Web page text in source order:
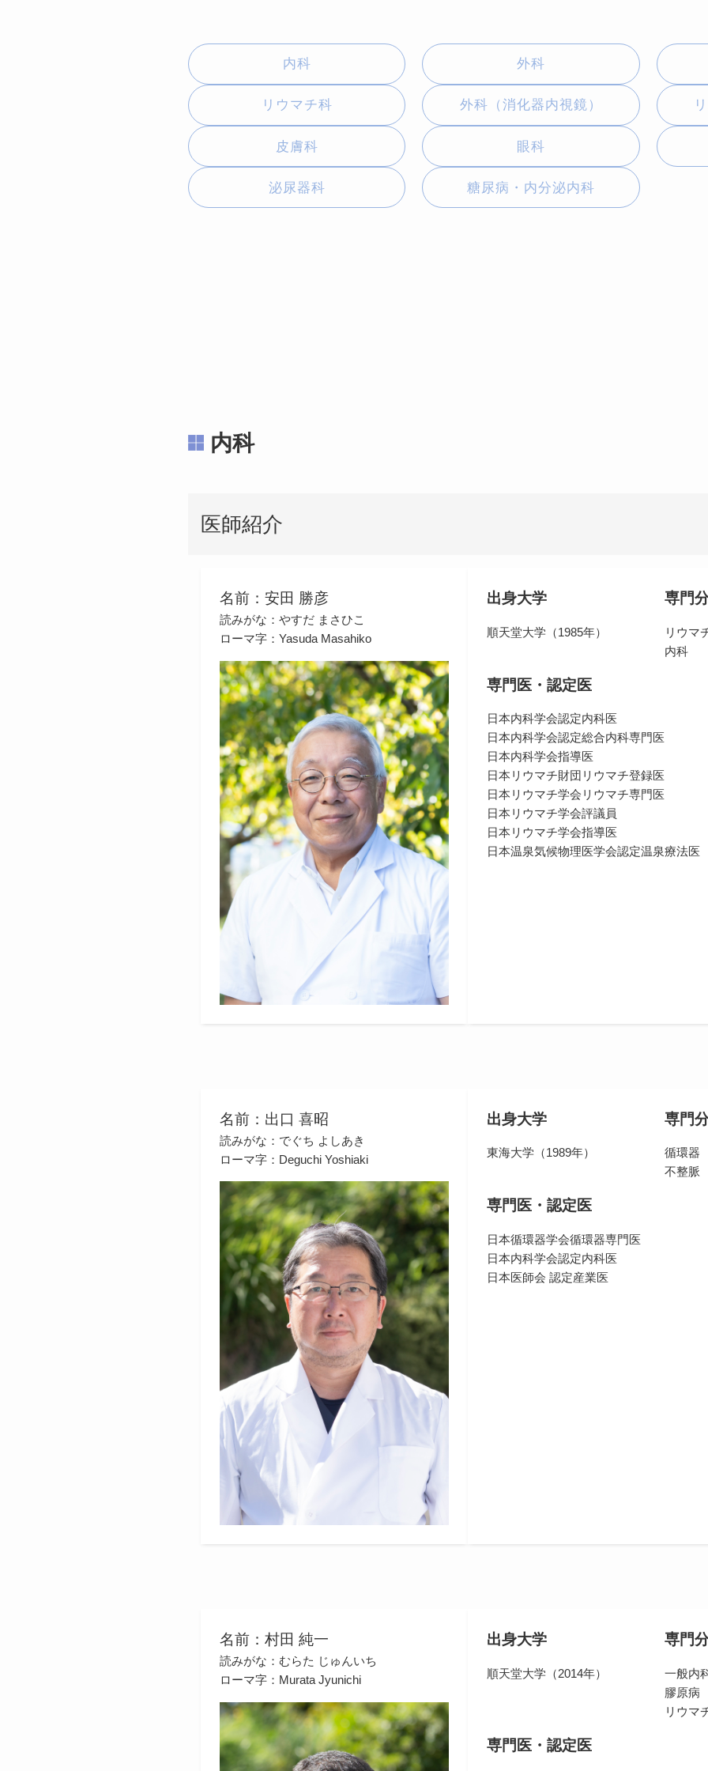
内科 外科
リウマチ科 外科（消化器内視鏡）
皮膚科 眼科
泌尿器科 糖尿病・内分泌内科
内科
医師紹介
名前：安田 勝彦
読みがな：やすだ まさひこ
ローマ字：Yasuda Masahiko
出身大学
順天堂大学（1985年）
専門
リウマ
内科
専門医・認定医
日本内科学会認定内科医
日本内科学会認定総合内科専門医
日本内科学会指導医
日本リウマチ財団リウマチ登録医
日本リウマチ学会リウマチ専門医
日本リウマチ学会評議員
日本リウマチ学会指導医
日本温泉気候物理医学会認定温泉療法医
名前：出口 喜昭
読みがな：でぐち よしあき
ローマ字：Deguchi Yoshiaki
出身大学
東海大学（1989年）
専門
循環器
不整脈
専門医・認定医
日本循環器学会循環器専門医
日本内科学会認定内科医
日本医師会 認定産業医
名前：村田 純一
読みがな：むらた じゅんいち
ローマ字：Murata Jyunichi
出身大学
順天堂大学（2014年）
専門
一般内
膠原病
リウマ
専門医・認定医